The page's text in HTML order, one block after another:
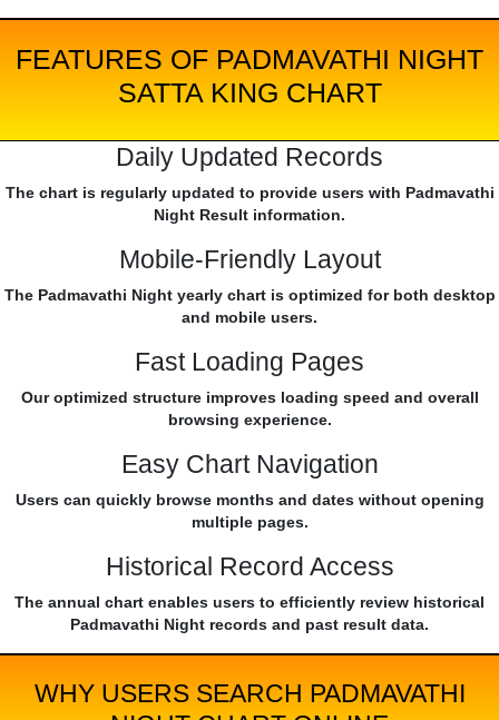
FEATURES OF PADMAVATHI NIGHT
SATTA KING CHART
Daily Updated Records
The chart is regularly updated to provide users with Padmavathi
Night Result information.
Mobile-Friendly Layout
The Padmavathi Night yearly chart is optimized for both desktop
and mobile users.
Fast Loading Pages
Our optimized structure improves loading speed and overall
browsing experience.
Easy Chart Navigation
Users can quickly browse months and dates without opening
multiple pages.
Historical Record Access
The annual chart enables users to efficiently review historical
Padmavathi Night records and past result data.
WHY USERS SEARCH PADMAVATHI